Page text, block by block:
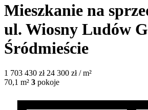
Mieszkanie na
ul. Wiosny Ludów
Śródmieście
1 703 430 zł 24 300 zł / m²
70,1 m² 3 pokoje